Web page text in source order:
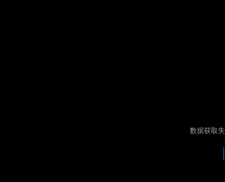
数据获取